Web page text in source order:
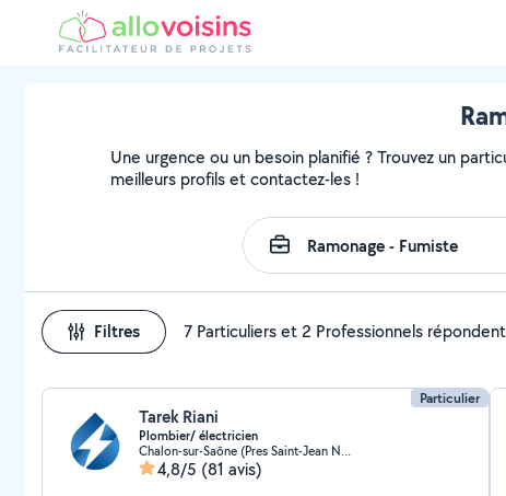
Une urgence ou un besoin planifié ? Trouvez un
meilleurs profils et contactez-les !
Filtres 7 Particuliers et 2 Professionnels répondent
Particulier
Tarek Riani
Plombier/ électricien
Chalon-sur-Saône (Pres Saint-Jean Nord)
4,8/5 (81 avis)